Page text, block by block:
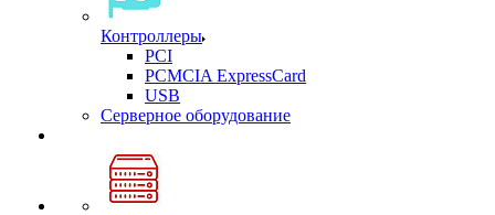
Контроллеры
PCI
PCMCIA ExpressCard
USB
Cерверное оборудование